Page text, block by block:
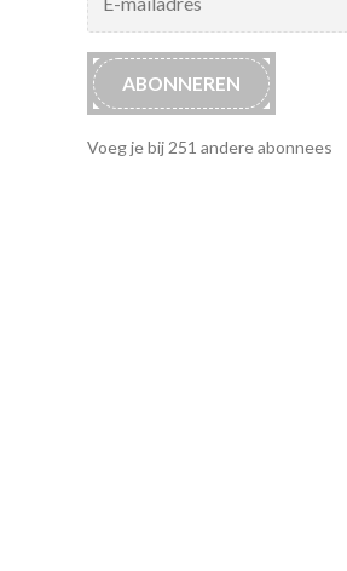
mailadres
ABONNEREN
Voeg je bij 251 andere abonnees